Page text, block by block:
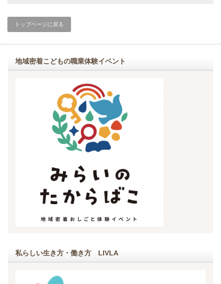
トップページに戻る
地域密着こどもの職業体験イベント
私らしい生き方・働き方 LIVLA